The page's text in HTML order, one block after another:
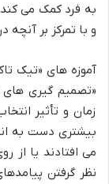
به فرد کمک می کند
و با تمرکز بر آنچه
«تصمیم گیری های
زمان و تأثیر
بیشتری دست به
می افتادند یا از
نظر گرفتن